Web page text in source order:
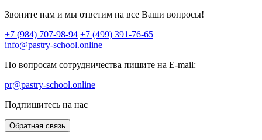
Звоните нам и мы ответим на все Ваши вопросы!
+7 (984) 707-98-94 +7 (499) 391-76-65
info@pastry-school.online
По вопросам сотрудничества пишите на E-mail:
pr@pastry-school.online
Подпишитесь на нас
Обратная связь